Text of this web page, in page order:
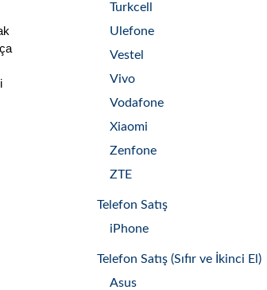
Turkcell
Ulefone
Vestel
Vivo
Vodafone
Xiaomi
Zenfone
ZTE
Telefon Satış
iPhone
Telefon Satış (Sıfır ve İkinci El)
Asus